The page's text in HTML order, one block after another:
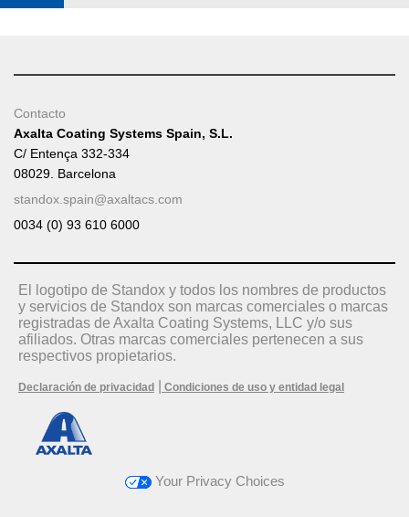
Contacto
Axalta Coating Systems Spain, S.L.
C/ Entença 332-334
08029. Barcelona
standox.spain@axaltacs.com
0034 (0) 93 610 6000
El logotipo de Standox y todos los nombres de productos
y servicios de Standox son marcas comerciales o marcas
registradas de Axalta Coating Systems, LLC y/o sus
afiliados. Otras marcas comerciales pertenecen a sus
respectivos propietarios.
Declaración de privacidad Condiciones de uso y entidad legal
Your Privacy Choices